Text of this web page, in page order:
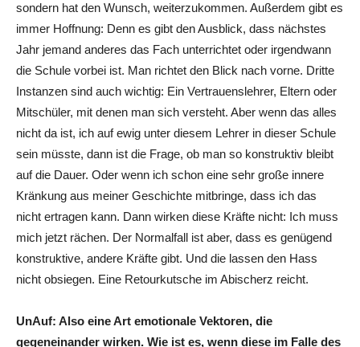
sondern hat den Wunsch, weiterzukommen. Außerdem gibt es
immer Hoffnung: Denn es gibt den Ausblick, dass nächstes
Jahr jemand anderes das Fach unterrichtet oder irgendwann
die Schule vorbei ist. Man richtet den Blick nach vorne. Dritte
Instanzen sind auch wichtig: Ein Vertrauenslehrer, Eltern oder
Mitschüler, mit denen man sich versteht. Aber wenn das alles
nicht da ist, ich auf ewig unter diesem Lehrer in dieser Schule
sein müsste, dann ist die Frage, ob man so konstruktiv bleibt
auf die Dauer. Oder wenn ich schon eine sehr große innere
Kränkung aus meiner Geschichte mitbringe, dass ich das
nicht ertragen kann. Dann wirken diese Kräfte nicht: Ich muss
mich jetzt rächen. Der Normalfall ist aber, dass es genügend
konstruktive, andere Kräfte gibt. Und die lassen den Hass
nicht obsiegen. Eine Retourkutsche im Abischerz reicht.
UnAuf: Also eine Art emotionale Vektoren, die
gegeneinander wirken. Wie ist es, wenn diese im Falle des